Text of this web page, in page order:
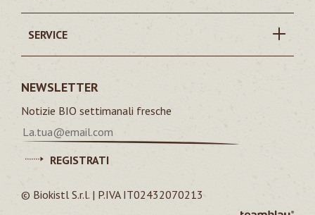
SERVICE
NEWSLETTER
Notizie BIO settimanali fresche
REGISTRATI
© Biokistl S.r.l. | P.IVA IT02432070213